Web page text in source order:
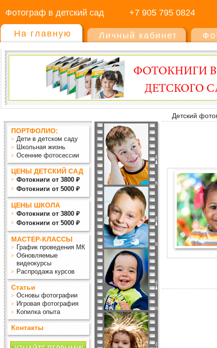
Фотограф в детский сад +7 905 795 0824
На главную Личный кабинет
Детский
ПОРТФОЛИО:
Дети в детском саду
Школьная жизнь
Осенние фотосессии
ЦЕНЫ ДЕТСКИЙ САД
Фотокниги от 3800 ₽
Фотокниги от 5000 ₽
ЦЕНЫ ШКОЛА
Фотокниги от 3800 ₽
Фотокниги от 5000 ₽
МАСТЕР-КЛАССЫ
График проведения МК
Обновляемые
видеокурсы
Распродажа курсов
Статьи
Основы фотографии
Игровая фотография
Копилка опыта
Контакты